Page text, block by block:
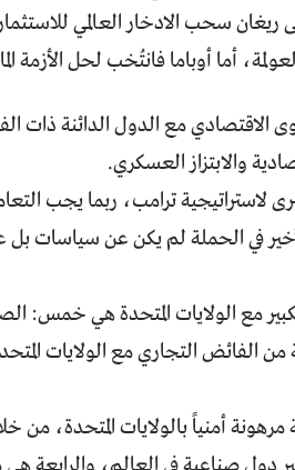
سحب الادخار العالمي
أما أوباما فانتُخب لحل الأزمة
مع الدول الدائنة ذات
والابتزاز العسكري.
لاستراتيجية ترامب، ربما يجب
في الحملة لم يكن عن سياسات بل
مع الولايات المتحدة هي خمس:
هذه الدول تحمل 90 في المئة من الفائض التجاري مع
مرهونة أمنياً بالولايات المتحدة،